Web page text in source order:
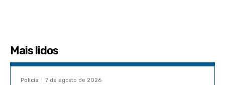
Mais lidos
Policia 7 de agosto de 2026